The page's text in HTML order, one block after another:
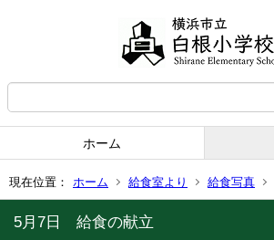
ホーム
現在位置： ホーム 給食室より 給食写真
5月7日 給食の献立